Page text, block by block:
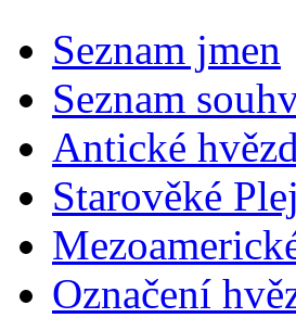
Seznam jmen
Seznam
Antické
Starověké
Označení